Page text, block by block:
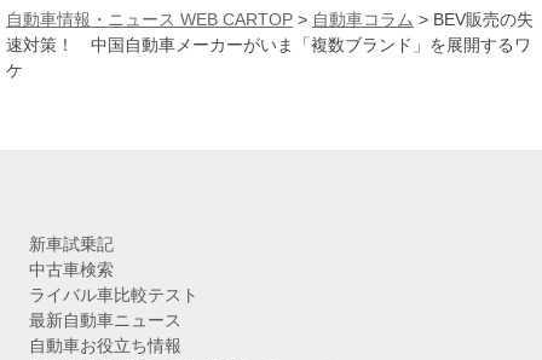
カ
イ
ブ
自動車情報・ニュース WEB CARTOP > 自動車コラム > BEV販売の失
速対策！ 中国自動車メーカーがいま「複数ブランド」を展開するワ
ケ
新車試乗記
中古車検索
ライバル車比較テスト
最新自動車ニュース
自動車お役立ち情報